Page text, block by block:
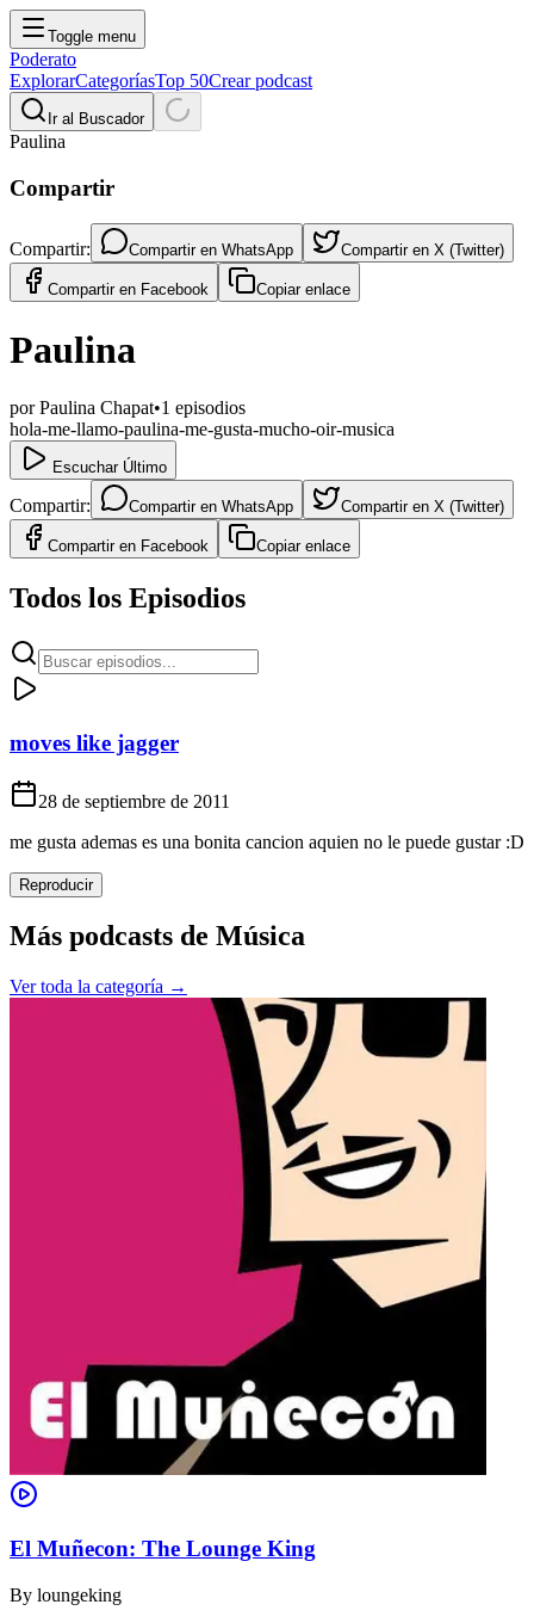
Toggle menu
Poderato
ExplorarCategoríasTop 50Crear podcast
Ir al Buscador
Paulina
Compartir
Compartir: Compartir en WhatsApp Compartir en X (Twitter)
Compartir en Facebook Copiar enlace
Paulina
porPaulina Chapat•1 episodios
hola-me-llamo-paulina-me-gusta-mucho-oir-musica
Escuchar Último
Compartir: Compartir en WhatsApp Compartir en X (Twitter)
Compartir en Facebook Copiar enlace
Todos los Episodios
moves like jagger
28 de septiembre de 2011
me gusta ademas es una bonita cancion aquien no le puede gustar :D
Reproducir
Más podcasts de Música
Ver toda la categoría →
El Muñecon: The Lounge King
By loungeking